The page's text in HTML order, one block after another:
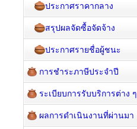
ประกาศราคากลาง
สรุปผลจัดซื้อจัดจ้าง
ประกาศรายชื่อผู้ชนะ
การชำระภาษีประจำปี
ระเบียบการรับบริการต่าง ๆ
ผลการดำเนินงานที่ผ่านมา